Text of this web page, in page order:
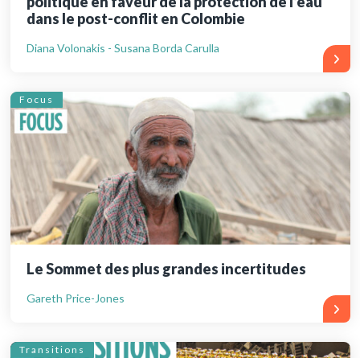
dans le post-conflit en Colombie
Diana Volonakis - Susana Borda Carulla
Focus
Le Sommet des plus grandes incertitudes
Gareth Price-Jones
Transitions